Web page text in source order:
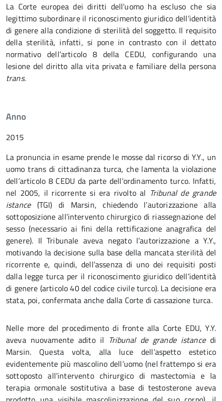
La Corte europea dei diritti dell’uomo ha escluso che sia
legittimo subordinare il riconoscimento giuridico dell’identità
di genere alla condizione di sterilità del soggetto. Il requisito
della sterilità, infatti, si pone in contrasto con il dettato
normativo dell’articolo 8 della CEDU, configurando una
lesione del diritto alla vita privata e familiare della persona
trans.
Anno
2015
La pronuncia in esame prende le mosse dal ricorso di Y.Y., un
uomo trans di cittadinanza turca, che lamenta la violazione
dell’articolo 8 CEDU da parte dell’ordinamento turco. Infatti,
nel 2005, il ricorrente si era rivolto al Tribunal de grande
istance(TGI) di Marsin, chiedendo l’autorizzazione alla
sottoposizione all’intervento chirurgico di riassegnazione del
sesso (necessario ai fini della rettificazione anagrafica del
genere). Il Tribunale aveva negato l’autorizzazione a Y.Y.,
motivando la decisione sulla base della mancata sterilità del
ricorrente e, quindi, dell’assenza di uno dei requisiti posti
dalla legge turca per il riconoscimento giuridico dell’identità
di genere (articolo 40 del codice civile turco). La decisione era
stata, poi, confermata anche dalla Corte di cassazione turca.
Nelle more del procedimento di fronte alla Corte EDU, Y.Y.
aveva nuovamente adito il Tribunal de grande istancedi
Marsin. Questa volta, alla luce dell’aspetto estetico
evidentemente più mascolino dell’uomo (nel frattempo si era
sottoposto all’intervento chirurgico di mastectomia e la
terapia ormonale sostitutiva a base di testosterone aveva